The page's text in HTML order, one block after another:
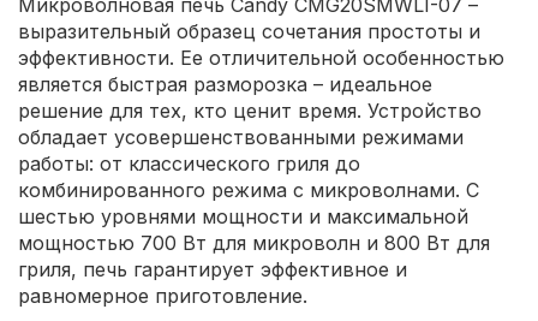
Микроволновая печь Candy CMG20SMWLI-07 –
выразительный образец сочетания простоты и
эффективности. Ее отличительной особенностью
является быстрая разморозка – идеальное
решение для тех, кто ценит время. Устройство
обладает усовершенствованными режимами
работы: от классического гриля до
комбинированного режима с микроволнами. С
шестью уровнями мощности и максимальной
мощностью 700 Вт для микроволн и 800 Вт для
гриля, печь гарантирует эффективное и
равномерное приготовление.